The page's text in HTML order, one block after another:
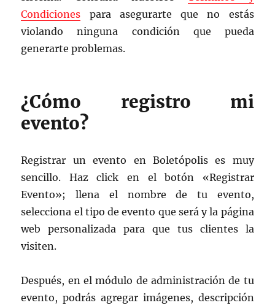
Condiciones para asegurarte que no estás
violando ninguna condición que pueda
generarte problemas.
¿Cómo registro mi
evento?
Registrar un evento en Boletópolis es muy
sencillo. Haz click en el botón «Registrar
Evento»; llena el nombre de tu evento,
selecciona el tipo de evento que será y la página
web personalizada para que tus clientes la
visiten.
Después, en el módulo de administración de tu
evento, podrás agregar imágenes, descripción